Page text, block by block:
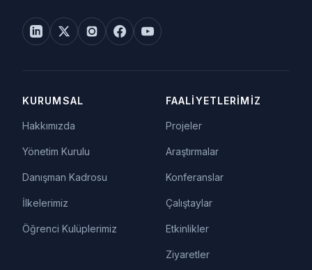
KURUMSAL
Hakkımızda
Yönetim Kurulu
Danışman Kadrosu
İlkelerimiz
Öğrenci Kulüplerimiz
FAALIYETLERIMIZ
Projeler
Araştırmalar
Konferanslar
Çalıştaylar
Etkinlikler
Ziyaretler